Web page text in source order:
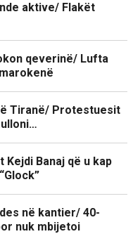
aktive/ Flakët
qeverinë/ Lufta
Tiranë/ Protestuesit
Banaj që u kap
në kantier/ 40-
nuk mbijetoi